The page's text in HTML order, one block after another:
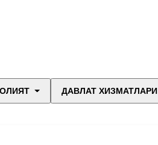
ДАВЛАТ ХИЗМАТЛАРИ